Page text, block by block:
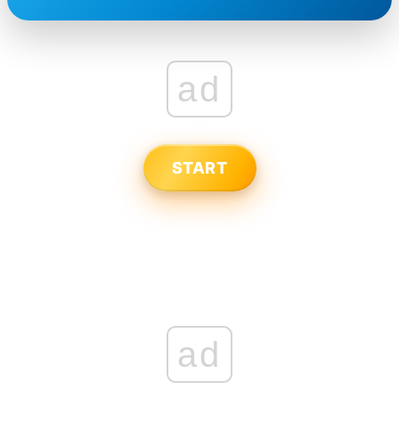
ad
START
ad